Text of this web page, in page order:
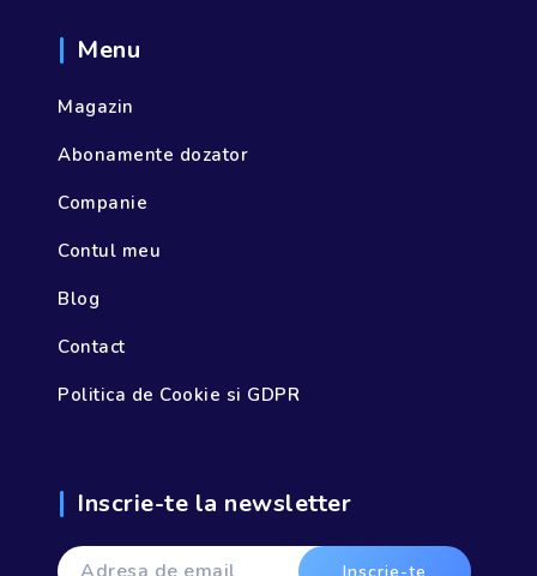
Menu
Magazin
Abonamente dozator
Companie
Contul meu
Blog
Contact
Politica de Cookie si GDPR
Inscrie-te la newsletter